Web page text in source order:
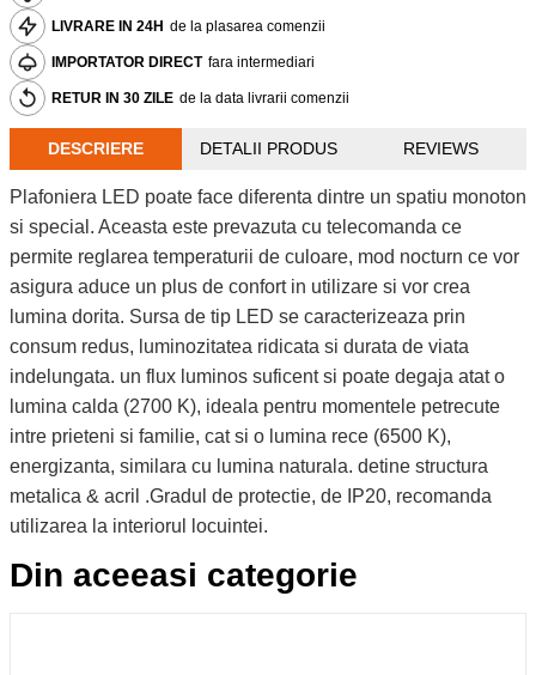
LIVRARE IN 24H de la plasarea comenzii
IMPORTATOR DIRECT fara intermediari
RETUR IN 30 ZILE de la data livrarii comenzii
DESCRIERE DETALII PRODUS REVIEWS
Plafoniera LED poate face diferenta dintre un spatiu monoton
si special. Aceasta este prevazuta cu telecomanda ce
permite reglarea temperaturii de culoare, mod nocturn ce vor
asigura aduce un plus de confort in utilizare si vor crea
lumina dorita. Sursa de tip LED se caracterizeaza prin
consum redus, luminozitatea ridicata si durata de viata
indelungata. un flux luminos suficent si poate degaja atat o
lumina calda (2700 K), ideala pentru momentele petrecute
intre prieteni si familie, cat si o lumina rece (6500 K),
energizanta, similara cu lumina naturala. detine structura
metalica & acril .Gradul de protectie, de IP20, recomanda
utilizarea la interiorul locuintei.
Din aceeasi categorie